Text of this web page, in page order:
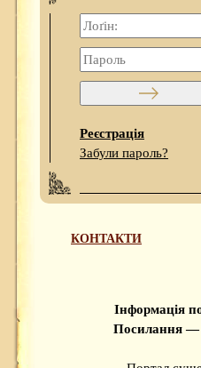
Реєстрація
Забули пароль?
КОНТАКТИ
Інформація
Посилання —